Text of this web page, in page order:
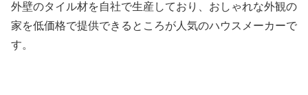
外壁のタイル材を自社で生産しており、 おしゃれな外観の
家を低価格で提供できるところが人気のハウスメーカーで
す。